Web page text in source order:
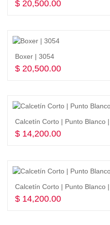
$ 20,500.00
Boxer | 3054
$ 20,500.00
Calcetín Corto | Punto Blanco
$ 14,200.00
Calcetín Corto | Punto Blanco
$ 14,200.00